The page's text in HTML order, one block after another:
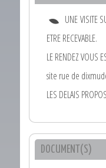
UNE VISITE
ETRE RECEVABLE.
LE RENDEZ VOUS
site rue de
LES DELAIS
DOCUMENT(S)